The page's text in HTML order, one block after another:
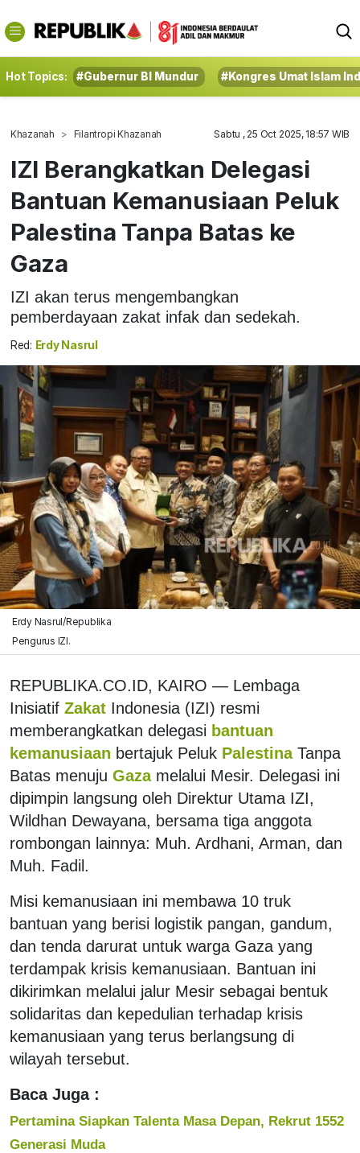
Hot Topics: #Gubernur BI Mundur #Kongres Umat Islam
Khazanah Filantropi Khazanah Sabtu , 25 Oct 2025, 18:57 WIB
IZI Berangkatkan Delegasi
Bantuan Kemanusiaan Peluk
Palestina Tanpa Batas ke
Gaza
IZI akan terus mengembangkan
pemberdayaan zakat infak dan sedekah.
Red: Erdy Nasrul
Erdy Nasrul/Republika
Pengurus IZI.
REPUBLIKA.CO.ID, KAIRO — Lembaga
Inisiatif Zakat Indonesia (IZI) resmi
memberangkatkan delegasi bantuan
kemanusiaan bertajuk Peluk Palestina Tanpa
Batas menuju Gaza melalui Mesir. Delegasi ini
dipimpin langsung oleh Direktur Utama IZI,
Wildhan Dewayana, bersama tiga anggota
rombongan lainnya: Muh. Ardhani, Arman, dan
Muh. Fadil.
Misi kemanusiaan ini membawa 10 truk
bantuan yang berisi logistik pangan, gandum,
dan tenda darurat untuk warga Gaza yang
terdampak krisis kemanusiaan. Bantuan ini
dikirimkan melalui jalur Mesir sebagai bentuk
solidaritas dan kepedulian terhadap krisis
kemanusiaan yang terus berlangsung di
wilayah tersebut.
Baca Juga :
Pertamina Siapkan Talenta Masa Depan, Rekrut 1552
Generasi Muda